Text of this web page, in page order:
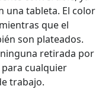
una tableta. El color
que el
son plateados.
retirada por
para cualquier
trabajo.